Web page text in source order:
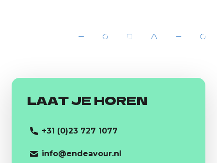
LAAT JE HOREN
+31 (0)23 727 1077
info@endeavour.nl